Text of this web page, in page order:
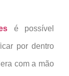
é possível
por dentro
com a mão